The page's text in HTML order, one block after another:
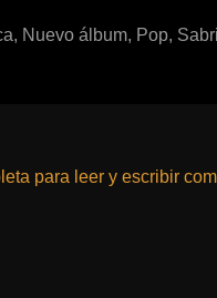
, Nuevo álbum, Pop,
para leer y escribir